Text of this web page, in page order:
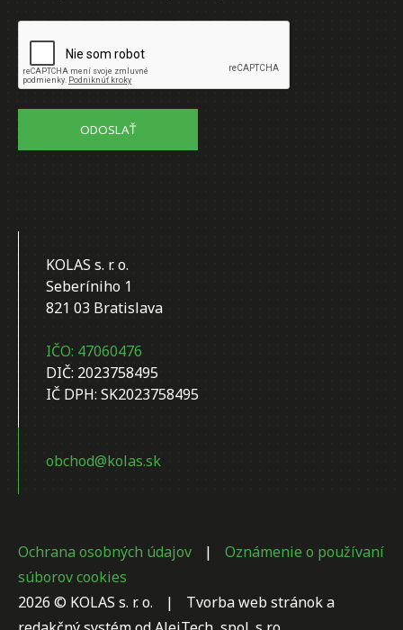
ODOSLAŤ
KOLAS s. r. o.
Seberíniho 1
821 03 Bratislava
IČO: 47060476
DIČ: 2023758495
IČ DPH: SK2023758495
obchod@kolas.sk
Ochrana osobných údajov |
Oznámenie o používaní
súborov cookies
2026 © KOLAS s. r. o.
| Tvorba web stránoka